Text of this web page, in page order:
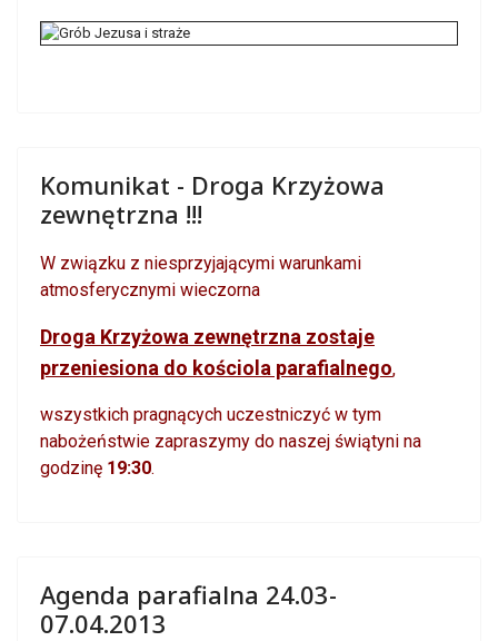
Komunikat - Droga Krzyżowa
zewnętrzna !!!
W związku z niesprzyjającymi warunkami
atmosferycznymi wieczorna
Droga Krzyżowa zewnętrzna zostaje
przeniesiona do kościola parafialnego,
wszystkich pragnących uczestniczyć w tym
nabożeństwie zapraszymy do naszej świątyni na
godzinę 19:30.
Agenda parafialna 24.03-
07.04.2013